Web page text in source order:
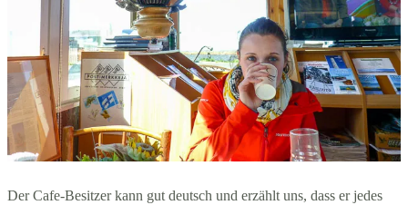
Der Cafe-Besitzer kann gut deutsch und erzählt uns, dass er jedes